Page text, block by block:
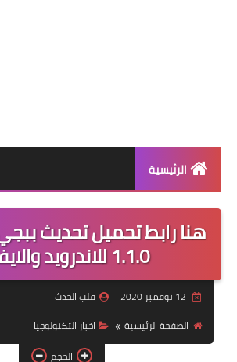
الرئيسية
عالمية
فن
رياضة
صحة وجمال
1.1.0 للاندرويد والايفون
قلب الحدث
الصفحة الرئيسية
اخبار التكنولوجيا
الحجم